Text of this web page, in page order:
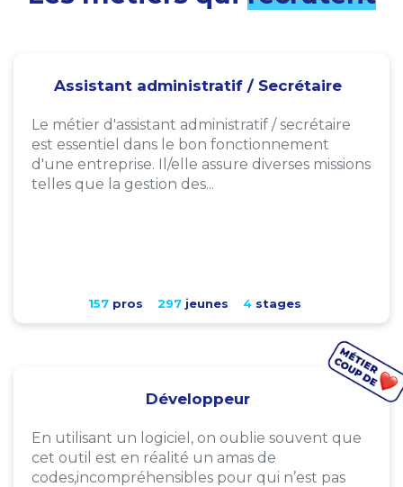
Assistant administratif / Secrétaire
Le métier d'assistant administratif / secrétaire
est essentiel dans le bon fonctionnement
d'une entreprise. Il/elle assure diverses missions
telles que la gestion des...
157pros 297jeunes 4stages
Développeur
En utilisant un logiciel, on oublie souvent que
cet outil est en réalité un amas de
codes,incompréhensibles pour qui n’est pas